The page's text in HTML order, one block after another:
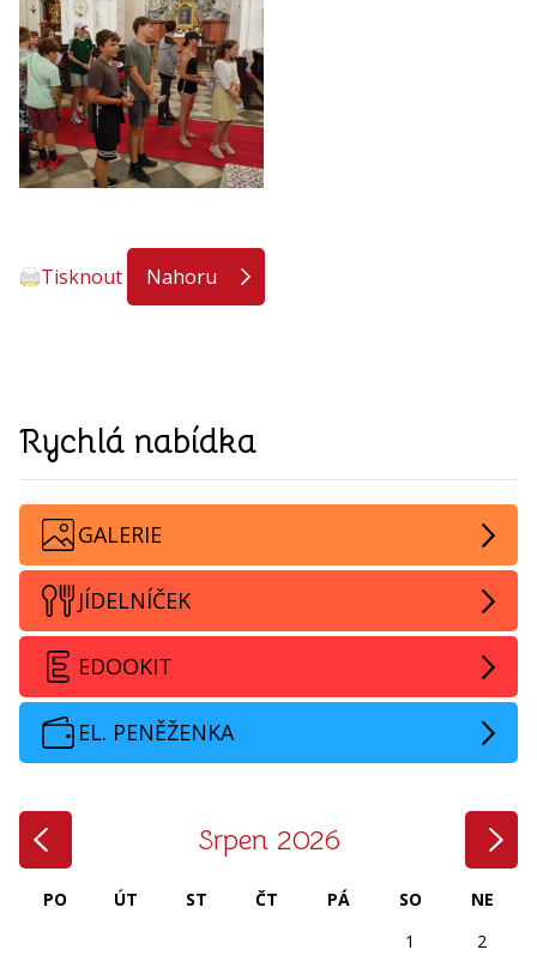
Tisknout Nahoru
Rychlá nabídka
GALERIE
JÍDELNÍČEK
EDOOKIT
EL. PENĚŽENKA
Srpen 2026
PO ÚT ST ČT PÁ SO
NE
1
2